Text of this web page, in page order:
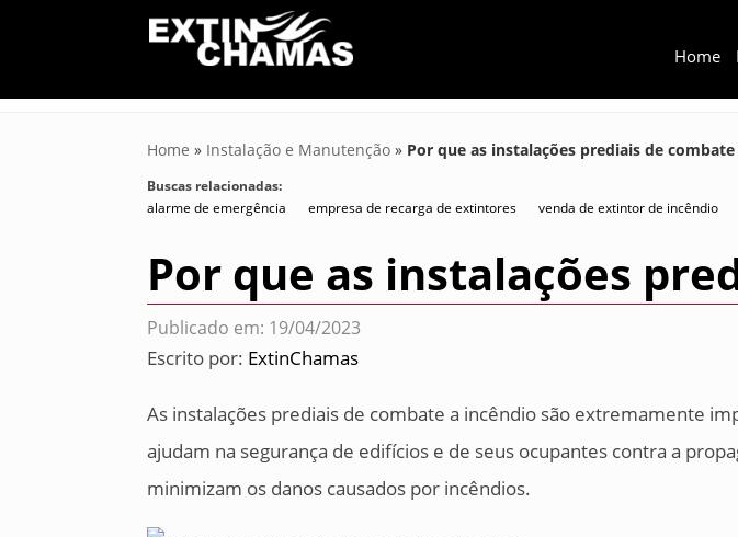
Home
Home » Instalação e Manutenção » Por que as instalações prediais de
Buscas relacionadas:
alarme de emergência
empresa de recarga de extintores venda de extintor de incêndio
Por que as instalações
Publicado em: 19/04/2023
Escrito por: ExtinChamas
As instalações prediais de combate a incêndio são extremamente
ajudam na segurança de edifícios e de seus ocupantes contra a
minimizam os danos causados por incêndios.